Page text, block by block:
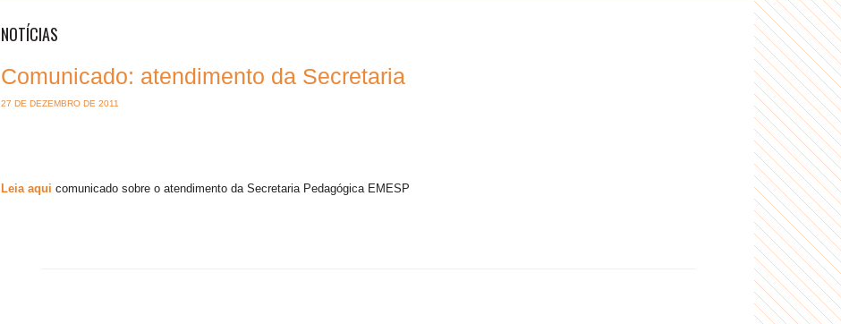
NOTÍCIAS
Comunicado: atendimento da Secretaria
27 DE DEZEMBRO DE 2011
Leia aqui comunicado sobre o atendimento da Secretaria Pedagógica EMESP